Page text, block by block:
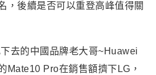
，後續是否可以重登高峰值得關
去的中國品牌老大哥~Huawei
Mate10 Pro在銷售額擠下LG，